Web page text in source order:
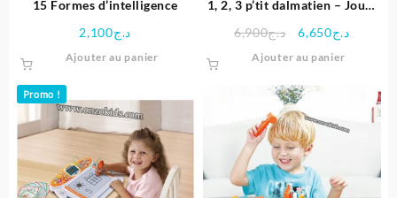
15 Formes d’intelligence
د.ج2,100
Ajouter au panier
1, 2, 3 p’tit dalmatien – Jouet
د.ج6,900
Le
était :
د.ج6,650
Le
Ajouter au panier
Promo !